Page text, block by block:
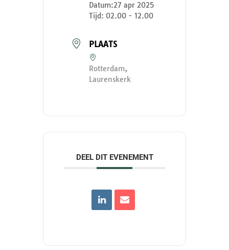
Datum:27 apr 2025
Tijd: 02.00 - 12.00
PLAATS
Rotterdam,
Laurenskerk
DEEL DIT EVENEMENT